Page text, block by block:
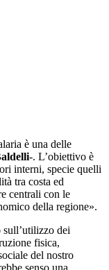
è una delle
-. L’obiettivo è
interni, specie quelli
tra costa ed
centrali con le
della regione».
sull’utilizzo dei
fisica,
del nostro
senso una